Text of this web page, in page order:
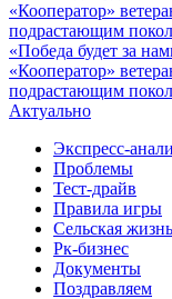
«Победа будет за
«Кооператор»
подрастающим
Актуально
Экспресс-
Проблемы
Тест-драйв
Правила игры
Сельская жизнь
Рк-бизнес
Документы
Поздравляем